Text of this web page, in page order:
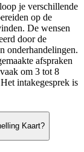
je verschillende
op de
De wensen
door de
onderhandelingen.
afspraken
om 3 tot 8
intakegesprek is
Kaart?